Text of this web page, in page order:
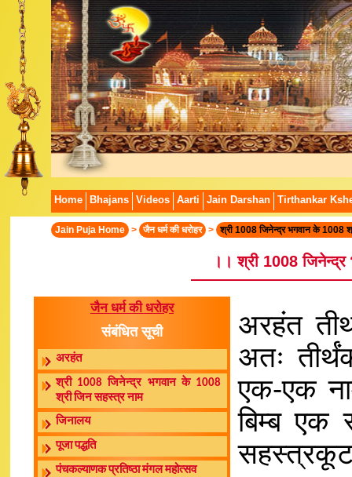
Home Bhajans Videos Aarti Jain Darshan Tirthankar
Jain Puja Home > जैन धर्म की धरोहर > श्री 1008 जिनेन्द्र भगवान के 1008
।। श्री 1008
जैन धर्म की धरोहर
संबंधित सूची
अरहंत
श्री 1008 जिनेन्द्र भगवान के 1008
श्री जिन सहस्त्र नाम
जिनालय
पूजा पद्धति
पंचकल्याणक प्रतिष्ठा मंगल महोत्सव
अरहंत
अतः
एक-एक
बिम्ब एक
सहस्त्रकूट